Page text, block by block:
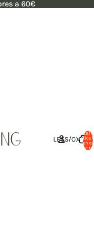
a 60€
a 60€
LESS/OX
Total
en el